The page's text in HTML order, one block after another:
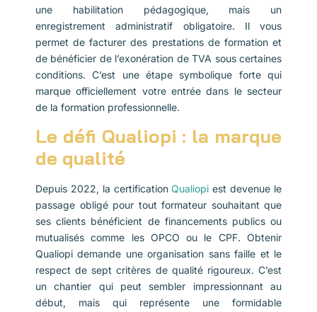
une habilitation pédagogique, mais un
enregistrement administratif obligatoire. Il vous
permet de facturer des prestations de formation et
de bénéficier de l’exonération de TVA sous certaines
conditions. C’est une étape symbolique forte qui
marque officiellement votre entrée dans le secteur
de la formation professionnelle.
Le défi Qualiopi : la marque
de qualité
Depuis 2022, la certificationQualiopi est devenue le
passage obligé pour tout formateur souhaitant que
ses clients bénéficient de financements publics ou
mutualisés comme les OPCO ou le CPF. Obtenir
Qualiopi demande une organisation sans faille et le
respect de sept critères de qualité rigoureux. C’est
un chantier qui peut sembler impressionnant au
début, mais qui représente une formidable